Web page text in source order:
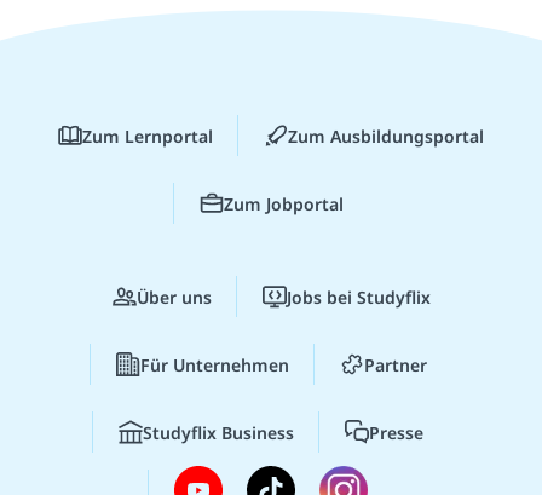
Zum Lernportal Zum Ausbildungsportal
Zum Jobportal
Über uns Jobs bei Studyflix
Für Unternehmen Partner
Studyflix Business Presse